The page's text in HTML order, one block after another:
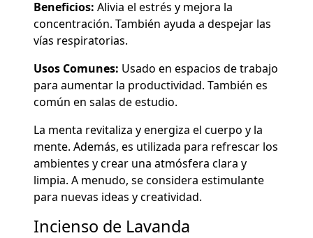
Beneficios: Alivia el estrés y mejora la
concentración. También ayuda a despejar las
vías respiratorias.
Usos Comunes: Usado en espacios de trabajo
para aumentar la productividad. También es
común en salas de estudio.
La menta revitaliza y energiza el cuerpo y la
mente. Además, es utilizada para refrescar los
ambientes y crear una atmósfera clara y
limpia. A menudo, se considera estimulante
para nuevas ideas y creatividad.
Incienso de Lavanda